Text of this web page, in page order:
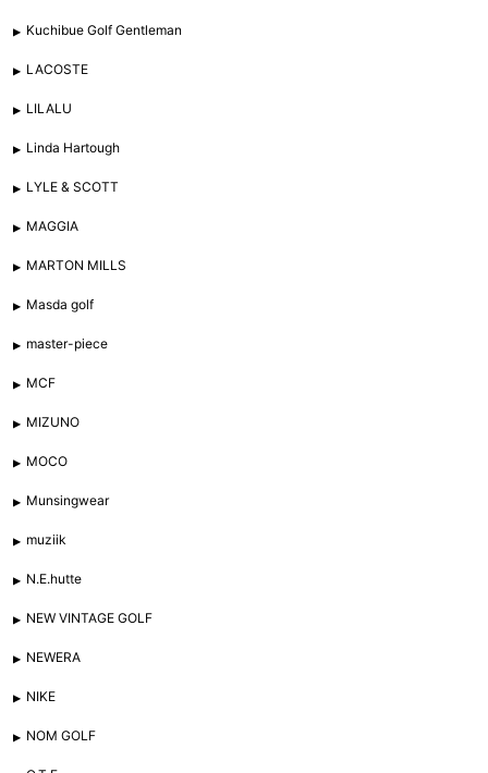
Kuchibue Golf Gentleman
LACOSTE
LILALU
Linda Hartough
LYLE & SCOTT
MAGGIA
MARTON MILLS
Masda golf
master-piece
MCF
MIZUNO
MOCO
Munsingwear
muziik
N.E.hutte
NEW VINTAGE GOLF
NEWERA
NIKE
NOM GOLF